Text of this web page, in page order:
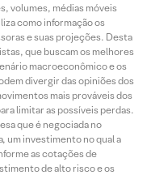
volumes, médias móveis
como informação os
e suas projeções. Desta
que buscam os melhores
macroeconômico e os
divergir das opiniões dos
mais prováveis dos
limitar as possíveis perdas.
que é negociada no
um investimento no qual a
as cotações de
de alto risco e os